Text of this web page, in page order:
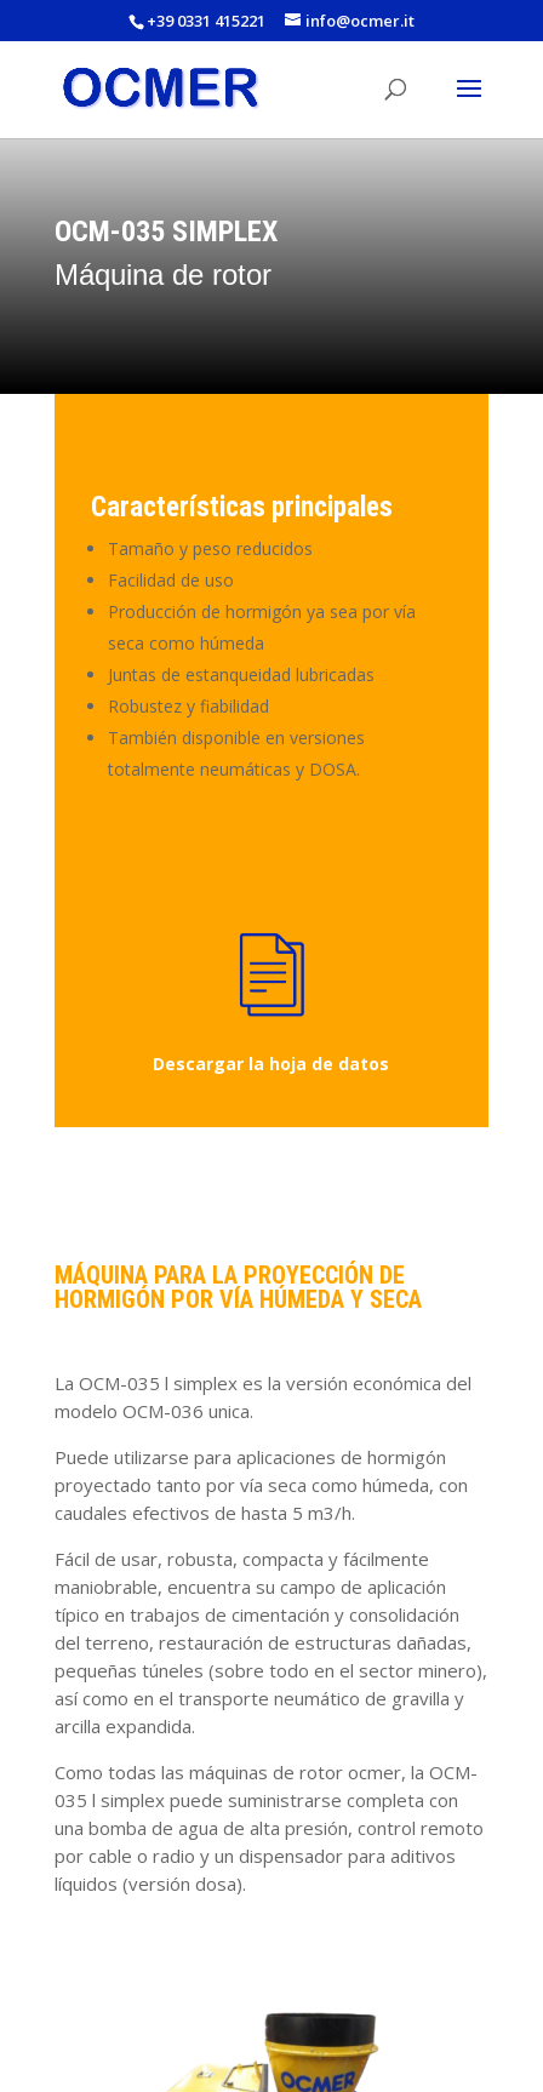
+39 0331 415221 info@ocmer.it
OCM-035 SIMPLEX
Máquina de rotor
Características principales
Tamaño y peso reducidos
Facilidad de uso
Producción de hormigón ya sea por vía
seca como húmeda
Juntas de estanqueidad lubricadas
Robustez y fiabilidad
También disponible en versiones
totalmente neumáticas y DOSA.
Descargar la hoja de datos
MÁQUINA PARA LA PROYECCIÓN DE
HORMIGÓN POR VÍA HÚMEDA Y SECA
La OCM-035 l simplex es la versión económica del
modelo OCM-036 unica.
Puede utilizarse para aplicaciones de hormigón
proyectado tanto por vía seca como húmeda, con
caudales efectivos de hasta 5 m3/h.
Fácil de usar, robusta, compacta y fácilmente
maniobrable, encuentra su campo de aplicación
típico en trabajos de cimentación y consolidación
del terreno, restauración de estructuras dañadas,
pequeñas túneles (sobre todo en el sector minero),
así como en el transporte neumático de gravilla y
arcilla expandida.
Como todas las máquinas de rotor ocmer, la OCM-
035 l simplex puede suministrarse completa con
una bomba de agua de alta presión, control remoto
por cable o radio y un dispensador para aditivos
líquidos (versión dosa).